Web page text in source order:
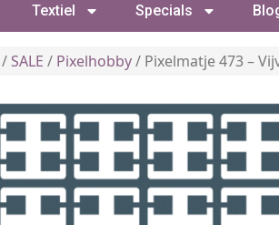
Textiel Specials
/SALE / Pixelhobby/ Pixelmatje 473 –